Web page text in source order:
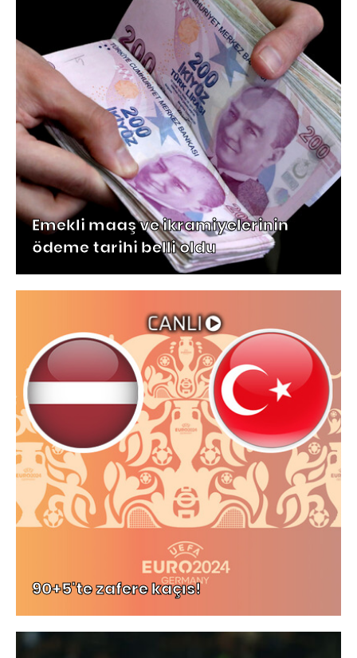
Emekli maaş ve ikramiyelerinin
ödeme tarihi belli oldu
90+5'te zafere kaçıs!